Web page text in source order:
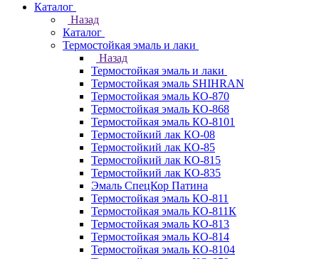
Каталог
Назад
Каталог
Термостойкая эмаль и лаки
Назад
Термостойкая эмаль и лаки
Термостойкая эмаль SHIHRAN
Термостойкая эмаль КО-870
Термостойкая эмаль КО-868
Термостойкая эмаль КО-8101
Термостойкий лак КО-08
Термостойкий лак КО-85
Термостойкий лак КО-815
Термостойкий лак КО-835
Эмаль СпецКор Патина
Термостойкая эмаль КО-811
Термостойкая эмаль КО-811К
Термостойкая эмаль КО-813
Термостойкая эмаль КО-814
Термостойкая эмаль КО-8104